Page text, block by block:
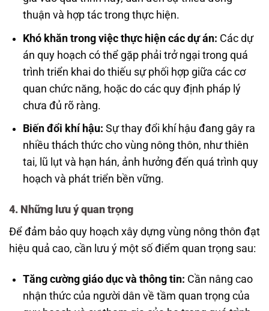
thuận và hợp tác trong thực hiện.
Khó khăn trong việc thực hiện các dự án: Các dự
án quy hoạch có thể gặp phải trở ngại trong quá
trình triển khai do thiếu sự phối hợp giữa các cơ
quan chức năng, hoặc do các quy định pháp lý
chưa đủ rõ ràng.
Biến đổi khí hậu: Sự thay đổi khí hậu đang gây ra
nhiều thách thức cho vùng nông thôn, như thiên
tai, lũ lụt và hạn hán, ảnh hưởng đến quá trình quy
hoạch và phát triển bền vững.
4. Những lưu ý quan trọng
Để đảm bảo quy hoạch xây dựng vùng nông thôn đạt
hiệu quả cao, cần lưu ý một số điểm quan trọng sau:
Tăng cường giáo dục và thông tin: Cần nâng cao
nhận thức của người dân về tầm quan trọng của